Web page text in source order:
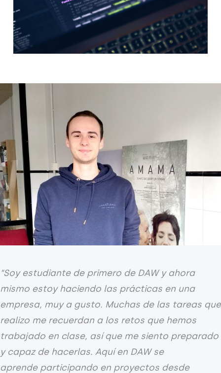
“Soy estudiante de primero de DAW y ahora
mismo estoy haciendo las prácticas en una
empresa, muy a gusto. Muchas de las tareas que
realizo me recuerdan a los retos que hemos
trabajado en clase, así que me siento preparado
y capaz de hacerlas. Aquí en DAW se
aprende participando en proyectos desde